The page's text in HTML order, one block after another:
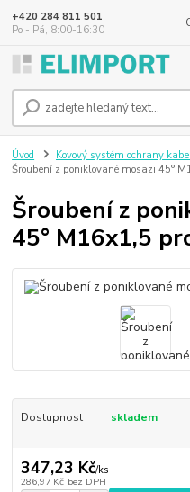
+420 284 811 501
Po - Pá, 8:00-16:30
Úvod Kovový systém ochrany
Šroubení z poniklované mosazi 45°
Šroubení z
45° M16x1,5
Dostupnost skladem
347,23 Kč/ks
286,97 Kč bez DPH